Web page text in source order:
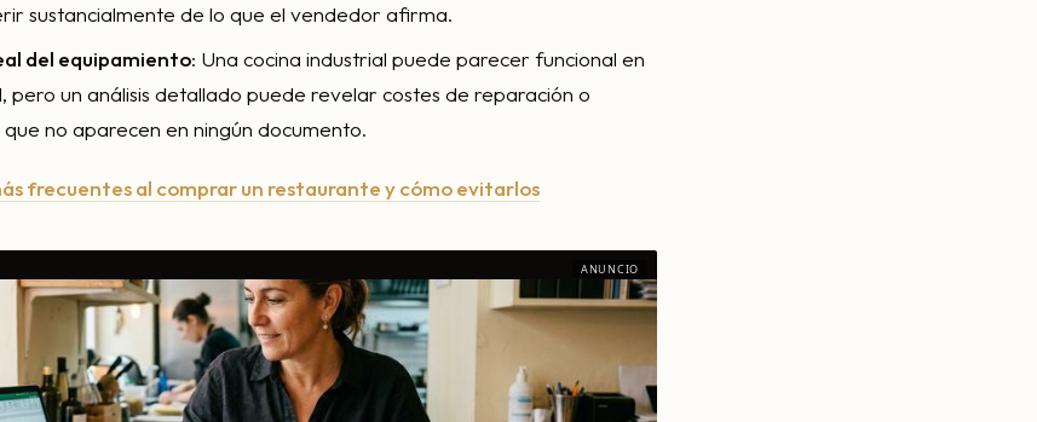
sustancialmente de lo que el vendedor afirma.
del equipamiento: Una cocina industrial puede parecer funcional en
pero un análisis detallado puede revelar costes de reparación o
no aparecen en ningún documento.
frecuentes al comprar un restaurante y cómo evitarlos
ANUNCIO